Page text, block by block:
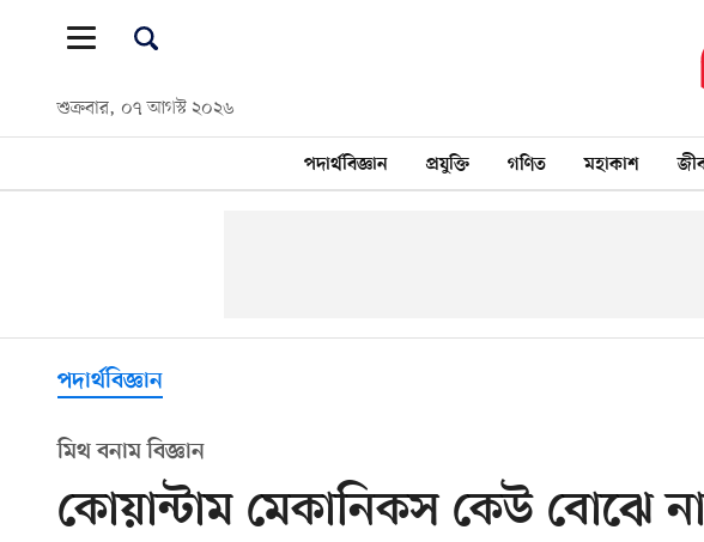
শুক্রবার, ০৭ আগস্ট ২০২৬
পদার্থবিজ্ঞান প্রযুক্তি গণিত মহাকাশ
পদার্থবিজ্ঞান
মিথ বনাম বিজ্ঞান
কোয়ান্টাম মেকানিকস কেউ বোঝে